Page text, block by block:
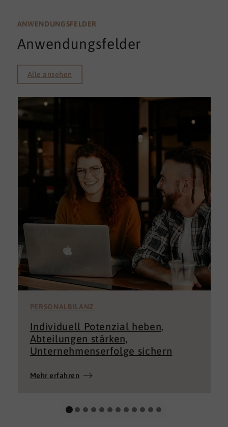
ANWENDUNGSFELDER
Anwendungsfelder
Alle ansehen
PERSONALBILANZ
Individuell Potenzial heben,
Abteilungen stärken,
Unternehmenserfolge sichern
Mehr erfahren